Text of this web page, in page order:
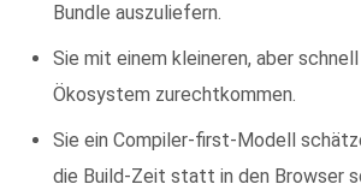
Bundle auszuliefern.
Sie mit einem kleineren, aber
Ökosystem zurechtkommen.
Sie ein Compiler-first-Modell
die Build-Zeit statt in den Browser